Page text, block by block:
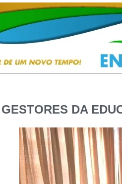
GESTORES DA